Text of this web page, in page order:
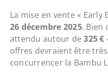
La mise en vente «
26 décembre 2025. Bien
attendu autour de325 €
offres devraient être
concurrencer la Bambu